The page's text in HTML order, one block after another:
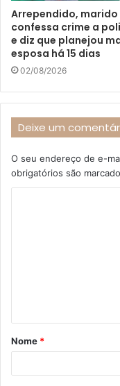
Arrependido, marido
confessa crime a
e diz que planejou
esposa há 15 dias
02/08/2026
Deixe um
O seu endereço de e-
obrigatórios são
á
r
Nome *